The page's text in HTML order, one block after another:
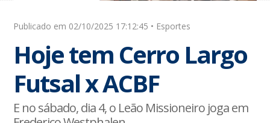
Publicado em 02/10/2025 17:12:45 • Esportes
Hoje tem Cerro Largo
Futsal x ACBF
E no sábado, dia 4, o Leão Missioneiro joga em